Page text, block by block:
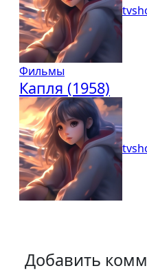
Фильмы
Капля (1958)
Добавить